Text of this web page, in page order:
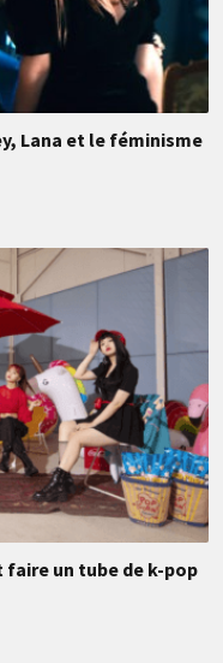
Lana et le féminisme
un tube de k-pop